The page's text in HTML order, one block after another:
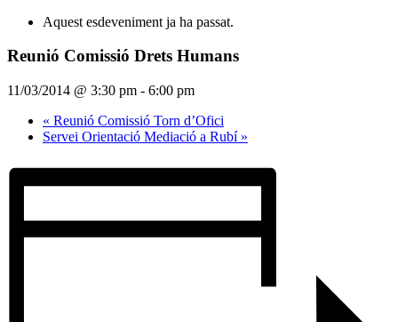
Aquest esdeveniment ja ha passat.
Reunió Comissió Drets Humans
11/03/2014 @ 3:30 pm - 6:00 pm
« Reunió Comissió Torn d’Ofici
Servei Orientació Mediació a Rubí »